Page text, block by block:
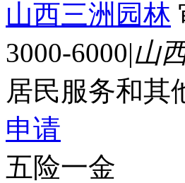
山西三洲园林
3000-6000|山
居民服务和其
申请
五险一金